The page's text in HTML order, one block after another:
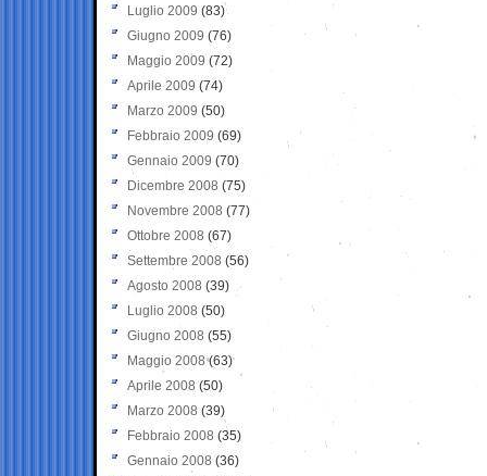
Luglio 2009 (83)
Giugno 2009 (76)
Maggio 2009 (72)
Aprile 2009 (74)
Marzo 2009 (50)
Febbraio 2009 (69)
Gennaio 2009 (70)
Dicembre 2008 (75)
Novembre 2008 (77)
Ottobre 2008 (67)
Settembre 2008 (56)
Agosto 2008 (39)
Luglio 2008 (50)
Giugno 2008 (55)
Maggio 2008(63)
Aprile 2008 (50)
Marzo 2008 (39)
Febbraio 2008 (35)
Gennaio 2008 (36)